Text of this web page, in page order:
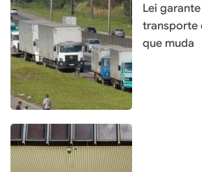
Lei
transporte
que muda